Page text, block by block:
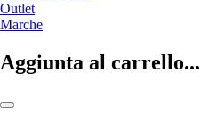
Outlet
Marche
Aggiunta al carrello...